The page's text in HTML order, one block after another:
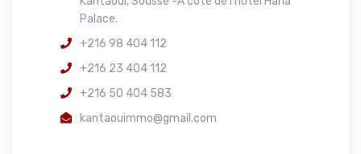
Palace.
+216 98 404 112
+216 23 404 112
+216 50 404 583
kantaouimmo@gmail.com